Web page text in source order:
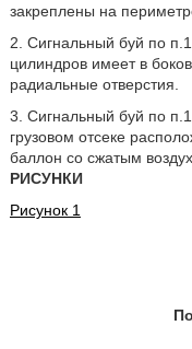
закреплены на
2. Сигнальный буй по
цилиндров имеет в
радиальные отверстия.
3. Сигнальный буй по
грузовом отсеке
баллон со сжатым
РИСУНКИ
Рисунок 1